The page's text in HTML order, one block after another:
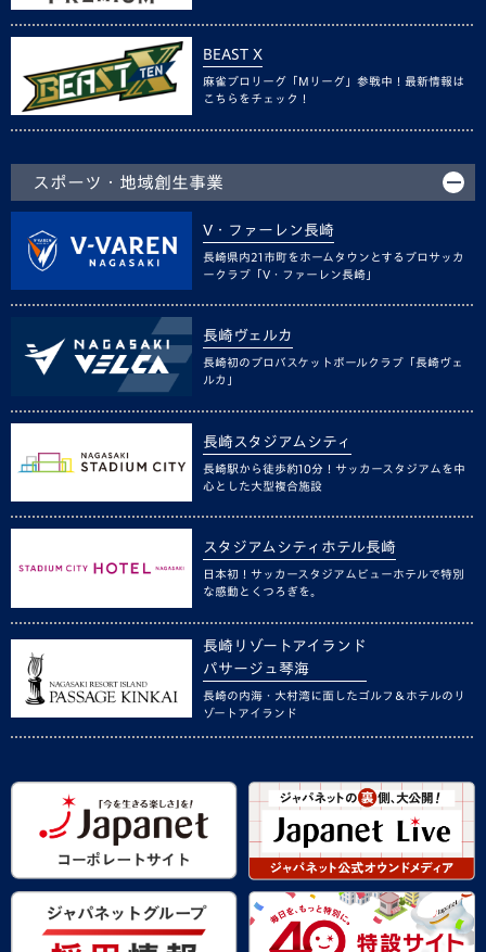
BEAST X
麻雀プロリーグ「Mリーグ」参戦中！最新情報は
こちらをチェック！
スポーツ・地域創生事業
V・ファーレン長崎
長崎県内21市町をホームタウンとするプロサッカ
ークラブ「V・ファーレン長崎」
長崎ヴェルカ
長崎初のプロバスケットボールクラブ「長崎ヴェ
ルカ」
長崎スタジアムシティ
長崎駅から徒歩約10分！サッカースタジアムを中
心とした大型複合施設
スタジアムシティホテル長崎
日本初！サッカースタジアムビューホテルで特別
な感動とくつろぎを。
長崎リゾートアイランド
パサージュ琴海
長崎の内海・大村湾に面したゴルフ＆ホテルのリ
ゾートアイランド